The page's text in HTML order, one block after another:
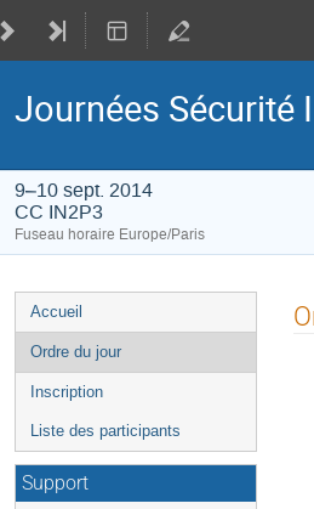
Journées Sécurité
9–10 sept. 2014
CC IN2P3
Fuseau horaire Europe/Paris
Menu
de
l'événement
Accueil
Ordre du jour
Inscription
Liste des participants
Support